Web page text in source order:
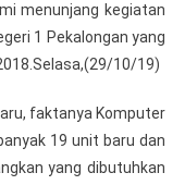
Komputer
Bekas
menunjang kegiatan
1 Pekalongan yang
10/19)
faktanya Komputer
19 unit baru dan
yang dibutuhkan